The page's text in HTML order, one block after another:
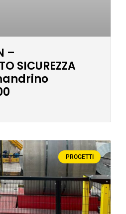
–
SICUREZZA
PROGETTI